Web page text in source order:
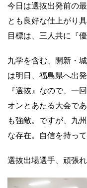
今日は選抜出発前の
とも良好な仕上がり具
目標は、三人共に『
九学を含む、開新・
は明日、福島県へ出発
『選抜』なので、一
オンとあたる大会で
も強敵。ですが、九
な存在。自信を持っ
選抜出場選手、頑張